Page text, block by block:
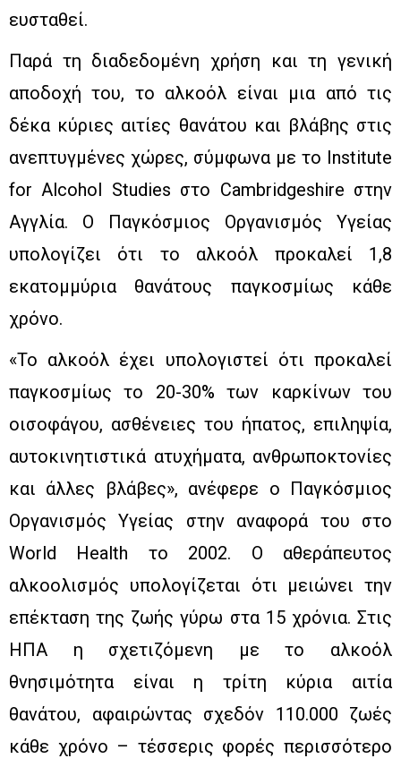
ευσταθεί.
Παρά τη διαδεδομένη χρήση και τη γενική
αποδοχή του, το αλκοόλ είναι μια από τις
δέκα κύριες αιτίες θανάτου και βλάβης στις
ανεπτυγμένες χώρες, σύμφωνα με το Institute
for Alcohol Studies στο Cambridgeshire στην
Αγγλία. Ο Παγκόσμιος Οργανισμός Υγείας
υπολογίζει ότι το αλκοόλ προκαλεί 1,8
εκατομμύρια θανάτους παγκοσμίως κάθε
χρόνο.
«Το αλκοόλ έχει υπολογιστεί ότι προκαλεί
παγκοσμίως το 20-30% των καρκίνων του
οισοφάγου, ασθένειες του ήπατος, επιληψία,
αυτοκινητιστικά ατυχήματα, ανθρωποκτονίες
και άλλες βλάβες», ανέφερε ο Παγκόσμιος
Οργανισμός Υγείας στην αναφορά του στο
World Health το 2002. Ο αθεράπευτος
αλκοολισμός υπολογίζεται ότι μειώνει την
επέκταση της ζωής γύρω στα 15 χρόνια. Στις
ΗΠΑ η σχετιζόμενη με το αλκοόλ
θνησιμότητα είναι η τρίτη κύρια αιτία
θανάτου, αφαιρώντας σχεδόν 110.000 ζωές
κάθε χρόνο – τέσσερις φορές περισσότερο